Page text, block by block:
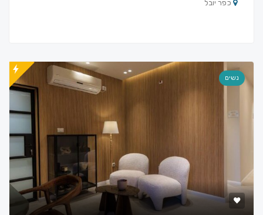
כפר יובל
נשים